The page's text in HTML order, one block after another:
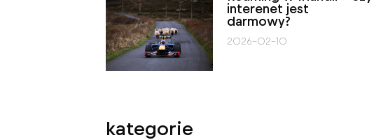
interenet jest
darmowy?
2026-02-10
kategorie